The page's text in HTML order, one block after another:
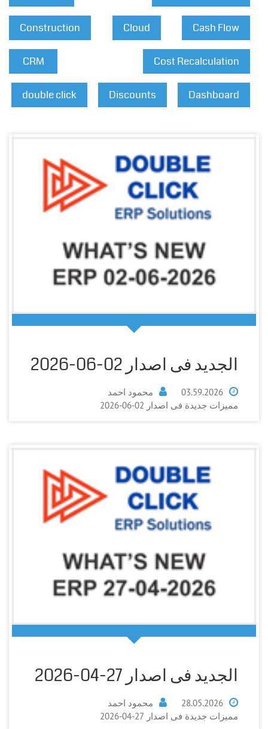
Cash Flow
Cloud
Construction
Cost Recalculation
CRM
Dashboard
Discounts
double click
الجديد فى اصدار 02-06-2026
03.59.2026
محمود احمد
مميزات جديدة فى اصدار 02-06-2026
الجديد فى اصدار 27-04-2026
28.05.2026
محمود احمد
مميزات جديدة فى اصدار 27-04-2026